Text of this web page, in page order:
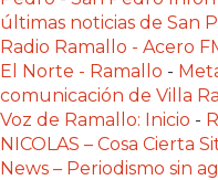
SUPLEMENTOS
DEPORTIVOS
EN
PERGAMINO
SUPLEMENTOS
DEPORTIVOS
últimas noticias de San
Radio Ramallo - Acero
El Norte - Ramallo -
comunicación de Villa
Voz de Ramallo: Inicio -
NICOLAS – Cosa Cierta
News – Periodismo sin